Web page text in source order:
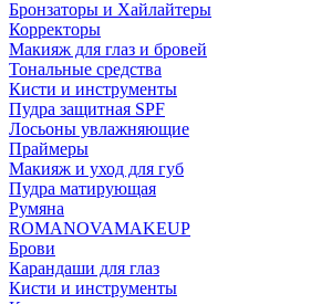
Бронзаторы и Хайлайтеры
Корректоры
Макияж для глаз и бровей
Тональные средства
Кисти и инструменты
Пудра защитная SPF
Лосьоны увлажняющие
Праймеры
Макияж и уход для губ
Пудра матирующая
Румяна
ROMANOVAMAKEUP
Брови
Карандаши для глаз
Кисти и инструменты